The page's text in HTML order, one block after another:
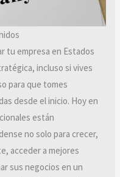
tu empresa en Estados
incluso si vives
para que tomes
desde el inicio. Hoy en
están
no solo para crecer,
acceder a mejores
sus negocios en un